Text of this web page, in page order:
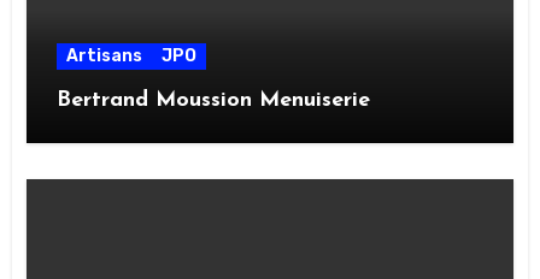
Artisans JPO
Bertrand Moussion Menuiserie